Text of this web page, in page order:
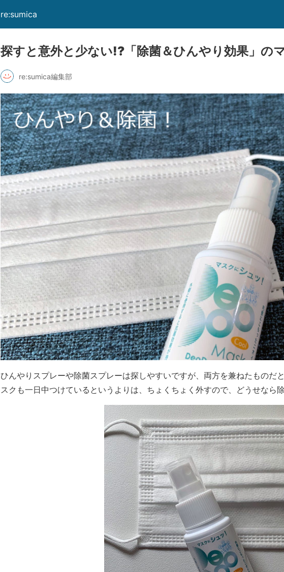
re:sumica
探すと意外と少ない!?「除菌＆ひんやり効果」の
re:sumica編集部
ひんやりスプレーや除菌スプレーは探しやすいですが、両方を兼ねたものだ
スクも一日中つけているというよりは、ちょくちょく外すので、どうせなら